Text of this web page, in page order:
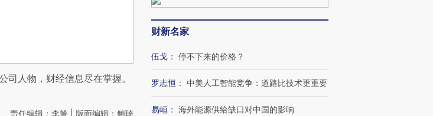
司人物，财经信息尽在掌握。
责任编辑：李箐 | 版面编辑：鲍琦
财新名家
伍戈 ： 停不下来的价格？
罗志恒 ： 中美人工智能竞争：道路比技术更重要
易峘 ： 海外能源供给缺口对中国的影响